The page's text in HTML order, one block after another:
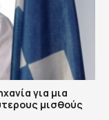
για μια
μισθούς